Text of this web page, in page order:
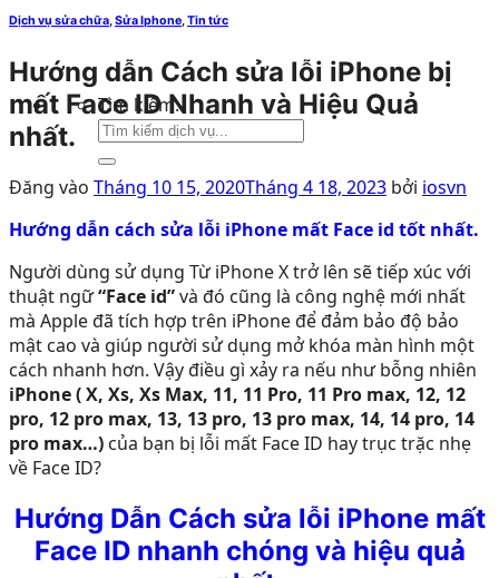
Tìm kiếm:
Dịch vụ sửa chữa,Sửa Iphone,Tin tức
Hướng dẫn Cách sửa lỗi iPhone bị
mất Face ID Nhanh và Hiệu Quả
nhất.
Đăng vào Tháng 10 15, 2020Tháng 4 18, 2023 bởi iosvn
Hướng dẫn cách sửa lỗi iPhone mất Face id tốt nhất.
Người dùng sử dụng Từ iPhone X trở lên sẽ tiếp xúc với
thuật ngữ“Face id”và đó cũng là công nghệ mới nhất
mà Apple đã tích hợp trên iPhone để đảm bảo độ bảo
mật cao và giúp người sử dụng mở khóa màn hình một
cách nhanh hơn. Vậy điều gì xảy ra nếu như bỗng nhiên
iPhone ( X, Xs, Xs Max, 11, 11 Pro, 11 Pro max, 12, 12
pro, 12 pro max, 13, 13 pro, 13 pro max, 14, 14 pro, 14
pro max…) của bạn bị lỗi mất Face ID hay trục trặc nhẹ
về Face ID?
Hướng Dẫn Cách sửa lỗi iPhone mất
Face ID nhanh chóng và hiệu quả